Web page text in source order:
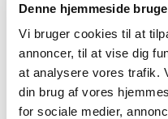
Denne hjemmeside
Vi bruger cookies til at
annoncer, til at vise dig
at analysere vores trafik.
din brug af vores
for sociale medier,
"Mødestarter" er
der ikke giver sved på
kroppen, f.eks. inden
cirka 1.30.